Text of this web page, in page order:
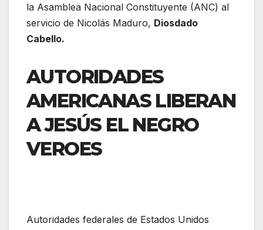
la Asamblea Nacional Constituyente (ANC) al
servicio de Nicolás Maduro, Diosdado
Cabello.
AUTORIDADES
AMERICANAS LIBERAN
A JESÚS EL NEGRO
VEROES
Autoridades federales de Estados Unidos